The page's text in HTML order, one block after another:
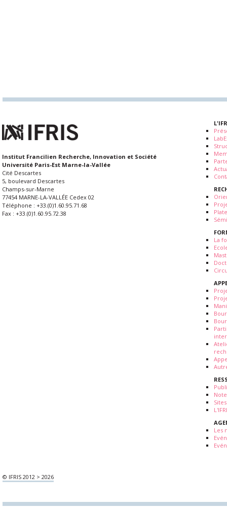
Institut Francilien Recherche, Innovation et Société
Université Paris-Est Marne-la-Vallée
Cité Descartes
5, boulevard Descartes
Champs-sur-Marne
77454 MARNE-LA-VALLÉE Cedex 02
Téléphone : +33.(0)1.60.95.71.68
Fax : +33.(0)1.60.95.72.38
La
Les
© IFRIS 2012 > 2026